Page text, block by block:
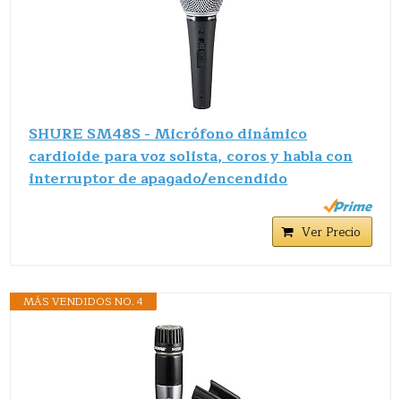
SHURE SM48S - Micrófono dinámico
cardioide para voz solista, coros y habla con
interruptor de apagado/encendido
Ver Precio
MÁS VENDIDOS NO. 4